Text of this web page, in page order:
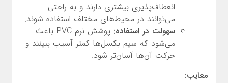
انعطاف‌پذیری بیشتری دارند و به راحتی
می‌توانند در محیط‌های مختلف استفاده شوند.
سهولت در استفاده:
پوشش نرم PVC باعث
می‌شود که سیم بکسل‌ها کمتر آسیب ببینند و
حرکت آن‌ها آسان‌تر شود.
معایب: